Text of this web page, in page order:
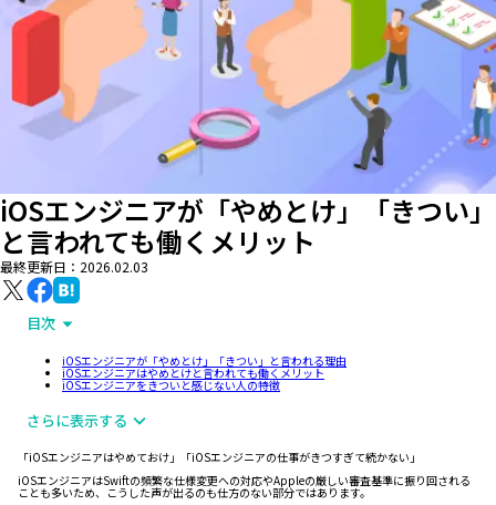
iOSエンジニアが「やめとけ」「きつい」
と言われても働くメリット
最終更新日： 2026.02.03
目次
iOSエンジニアが「やめとけ」「きつい」と言われる理由
iOSエンジニアはやめとけと言われても働くメリット
iOSエンジニアをきついと感じない人の特徴
さらに表示する
「iOSエンジニアはやめておけ」「iOSエンジニアの仕事がきつすぎて続かない」
iOSエンジニアはSwiftの頻繁な仕様変更への対応やAppleの厳しい審査基準に振り回される
ことも多いため、こうした声が出るのも仕方のない部分ではあります。